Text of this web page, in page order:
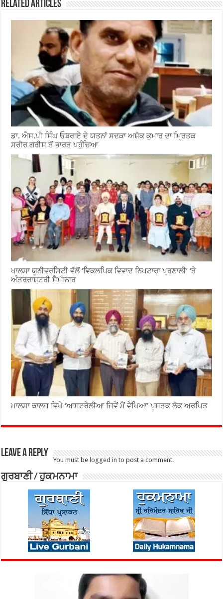
Related Articles
ਡਾ. ਐਸ.ਪੀ ਸਿੰਘ ਓਬਰਾਏ ਦੇ ਯਤਨਾਂ ਸਦਕਾ ਅਸ਼ੋਕ ਕੁਮਾਰ ਦਾ ਮ੍ਰਿਤਕ
ਸਰੀਰ ਗਰੀਸ ਤੋਂ ਭਾਰਤ ਪਹੁੰਚਿਆ
ਖਾਲਸਾ ਯੂਨੀਵਰਸਿਟੀ ਵੱਲੋਂ ‘ਵਿਕਲਪਿਕ ਵਿਵਾਦ ਨਿਪਟਾਰਾ ਪ੍ਰਣਾਲੀ’ ‘ਤੇ
ਅੰਤਰਰਾਸ਼ਟਰੀ ਸੈਮੀਨਾਰ
ਖ਼ਾਲਸਾ ਕਾਲਜ ਵਿਖੇ ‘ਆਸਟਰੇਲੀਆ ਜਿਵੇਂ ਮੈਂ ਵੇਖਿਆ’ ਪੁਸਤਕ ਲੋਕ ਅਰਪਿਤ
Leave a Reply
You must be logged in to post a comment.
ਗੁਰਬਾਣੀ / ਹੁਕਮਨਾਮਾ